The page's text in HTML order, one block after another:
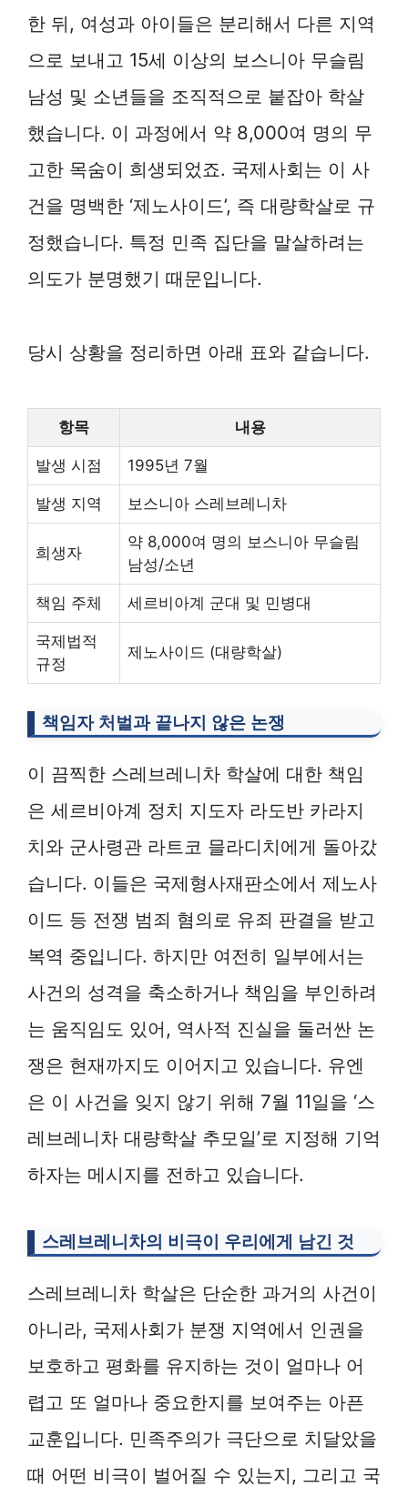
한 뒤, 여성과 아이들은 분리해서 다른 지역
으로 보내고 15세 이상의 보스니아 무슬림
남성 및 소년들을 조직적으로 붙잡아 학살
했습니다. 이 과정에서 약 8,000여 명의 무
고한 목숨이 희생되었죠. 국제사회는 이 사
건을 명백한 ‘제노사이드’, 즉 대량학살로 규
정했습니다. 특정 민족 집단을 말살하려는
의도가 분명했기 때문입니다.
당시 상황을 정리하면 아래 표와 같습니다.
항목 내용
발생 시점 1995년 7월
발생 지역 보스니아 스레브레니차
희생자
약 8,000여 명의 보스니아 무슬림
남성/소년
책임 주체 세르비아계 군대 및 민병대
국제법적
규정
제노사이드 (대량학살)
책임자 처벌과 끝나지 않은 논쟁
이 끔찍한 스레브레니차 학살에 대한 책임
은 세르비아계 정치 지도자 라도반 카라지
치와 군사령관 라트코 믈라디치에게 돌아갔
습니다. 이들은 국제형사재판소에서 제노사
이드 등 전쟁 범죄 혐의로 유죄 판결을 받고
복역 중입니다. 하지만 여전히 일부에서는
사건의 성격을 축소하거나 책임을 부인하려
는 움직임도 있어, 역사적 진실을 둘러싼 논
쟁은 현재까지도 이어지고 있습니다. 유엔
은 이 사건을 잊지 않기 위해 7월 11일을 ‘스
레브레니차 대량학살 추모일’로 지정해 기억
하자는 메시지를 전하고 있습니다.
스레브레니차의 비극이 우리에게 남긴 것
스레브레니차 학살은 단순한 과거의 사건이
아니라, 국제사회가 분쟁 지역에서 인권을
보호하고 평화를 유지하는 것이 얼마나 어
렵고 또 얼마나 중요한지를 보여주는 아픈
교훈입니다. 민족주의가 극단으로 치달았을
때 어떤 비극이 벌어질 수 있는지, 그리고 국